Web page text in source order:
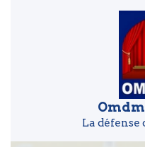
La défense